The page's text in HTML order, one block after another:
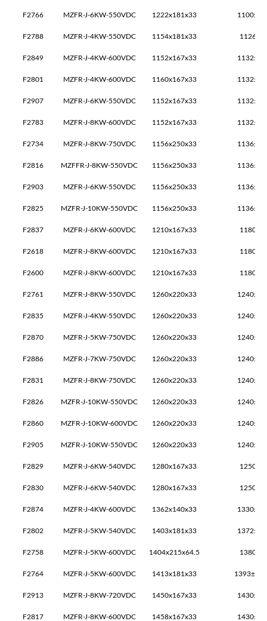
F2766 MZFR-J-6KW-550VDC 1222x181x33
F2788 MZFR-J-4KW-550VDC 1154x181x33
F2849 MZFR-J-4KW-600VDC 1152x167x33
F2801 MZFR-J-4KW-600VDC 1160x167x33
F2907 MZFR-J-6KW-550VDC 1152x167x33
F2783 MZFR-J-8KW-600VDC 1152x167x33
F2734 MZFR-J-8KW-750VDC 1156x250x33
F2816 MZFFR-J-8KW-550VDC 1156x250x33
F2903 MZFR-J-6KW-550VDC 1156x250x33
F2825 MZFR-J-10KW-550VDC 1156x250x33
F2837 MZFR-J-6KW-600VDC 1210x167x33
F2618 MZFR-J-8KW-600VDC 1210x167x33
F2600 MZFR-J-8KW-600VDC 1210x167x33
F2761 MZFR-J-8KW-550VDC 1260x220x33
F2835 MZFR-J-4KW-550VDC 1260x220x33
F2870 MZFR-J-5KW-750VDC 1260x220x33
F2886 MZFR-J-7KW-750VDC 1260x220x33
F2831 MZFR-J-8KW-750VDC 1260x220x33
F2826 MZFR-J-10KW-550VDC 1260x220x33
F2860 MZFR-J-10KW-600VDC 1260x220x33
F2905 MZFR-J-10KW-550VDC 1260x220x33
F2829 MZFR-J-6KW-540VDC 1280x167x33
F2830 MZFR-J-6KW-540VDC 1280x167x33
F2874 MZFR-J-4KW-600VDC 1362x140x33
F2802 MZFR-J-5KW-540VDC 1403x181x33
F2758 MZFR-J-5KW-600VDC 1404x215x64.5
F2764 MZFR-J-5KW-600VDC 1413x181x33
F2913 MZFR-J-8KW-720VDC 1450x167x33
F2817 MZFR-J-8KW-600VDC 1458x167x33